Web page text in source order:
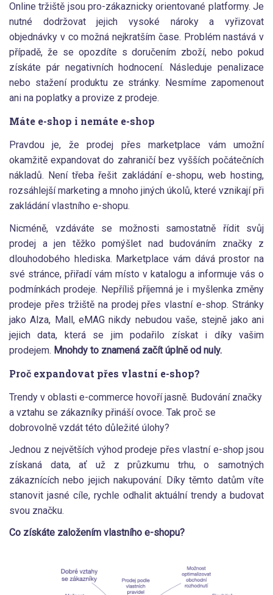
Online tržiště jsou pro-zákaznicky orientované platformy. Je
nutné dodržovat jejich vysoké nároky a vyřizovat
objednávky v co možná nejkratším čase. Problém nastává v
případě, že se opozdíte s doručením zboží, nebo pokud
získáte pár negativních hodnocení. Následuje penalizace
nebo stažení produktu ze stránky. Nesmíme zapomenout
ani na poplatky a provize z prodeje.
Máte e-shop i nemáte e-shop
Pravdou je, že prodej přes marketplace vám umožní
okamžitě expandovat do zahraničí bez vyšších počátečních
nákladů. Není třeba řešit zakládání e-shopu, web hosting,
rozsáhlejší marketing a mnoho jiných úkolů, které vznikají při
zakládání vlastního e-shopu.
Nicméně, vzdáváte se možnosti samostatně řídit svůj
prodej a jen těžko pomýšlet nad budováním značky z
dlouhodobého hlediska. Marketplace vám dává prostor na
své stránce, přiřadí vám místo v katalogu a informuje vás o
podmínkách prodeje. Nepříliš příjemná je i myšlenka změny
prodeje přes tržiště na prodej přes vlastní e-shop. Stránky
jako Alza, Mall, eMAG nikdy nebudou vaše, stejně jako ani
jejich data, která se jim podařilo získat i díky vašim
prodejem. Mnohdy to znamená začít úplně od nuly.
Proč expandovat přes vlastní e-shop?
Trendy v oblasti e-commerce hovoří jasně. Budování značky
a vztahu se zákazníky přináší ovoce. Tak proč se
dobrovolně vzdát této důležité úlohy?
Jednou z největších výhod prodeje přes vlastní e-shop jsou
získaná data, ať už z průzkumu trhu, o samotných
zákaznících nebo jejich nakupování. Díky těmto datům víte
stanovit jasné cíle, rychle odhalit aktuální trendy a budovat
svou značku.
Co získáte založením vlastního e-shopu?